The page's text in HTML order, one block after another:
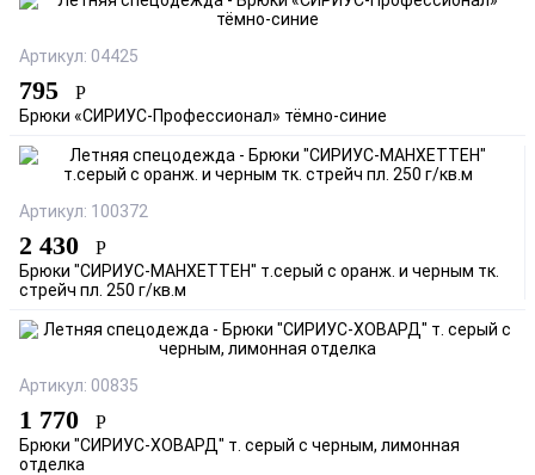
Артикул: 04425
795 Р
Брюки «СИРИУС-Профессионал» тёмно-синие
Артикул: 100372
2 430 Р
Брюки "СИРИУС-МАНХЕТТЕН" т.серый с оранж. и черным тк.
стрейч пл. 250 г/кв.м
Артикул: 00835
1 770 Р
Брюки "СИРИУС-ХОВАРД" т. серый с черным, лимонная
отделка